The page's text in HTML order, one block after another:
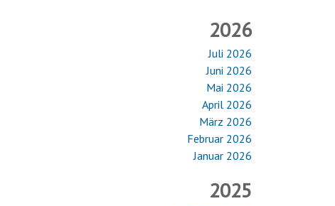
2026
Juli 2026
Juni 2026
Mai 2026
April 2026
März 2026
Februar 2026
Januar 2026
2025